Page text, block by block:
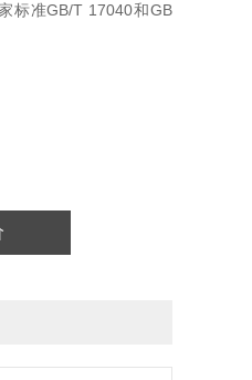
标准GB/T 17040和GB